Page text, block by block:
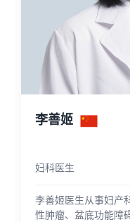
李善姬
妇科医生
李善姬医生从事妇产
性肿瘤、盆底功能障